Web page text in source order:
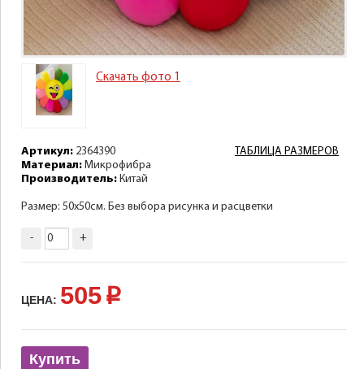
Скачать фото 1
ТАБЛИЦА РАЗМЕРОВ
Артикул: 2364390
Материал: Микрофибра
Производитель: Китай
Размер: 50х50см. Без выбора рисунка и расцветки
- +
ЦЕНА: 505 p
Купить